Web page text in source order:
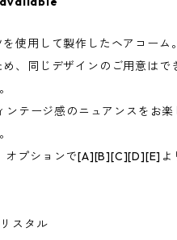
使用して製作したヘアコーム。
、同じデザインのご用意はで
テージ感のニュアンスをお楽
オプションで[A][B][C][D][E]よ
スタル